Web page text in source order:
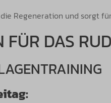
Regeneration und sorgt
DAS